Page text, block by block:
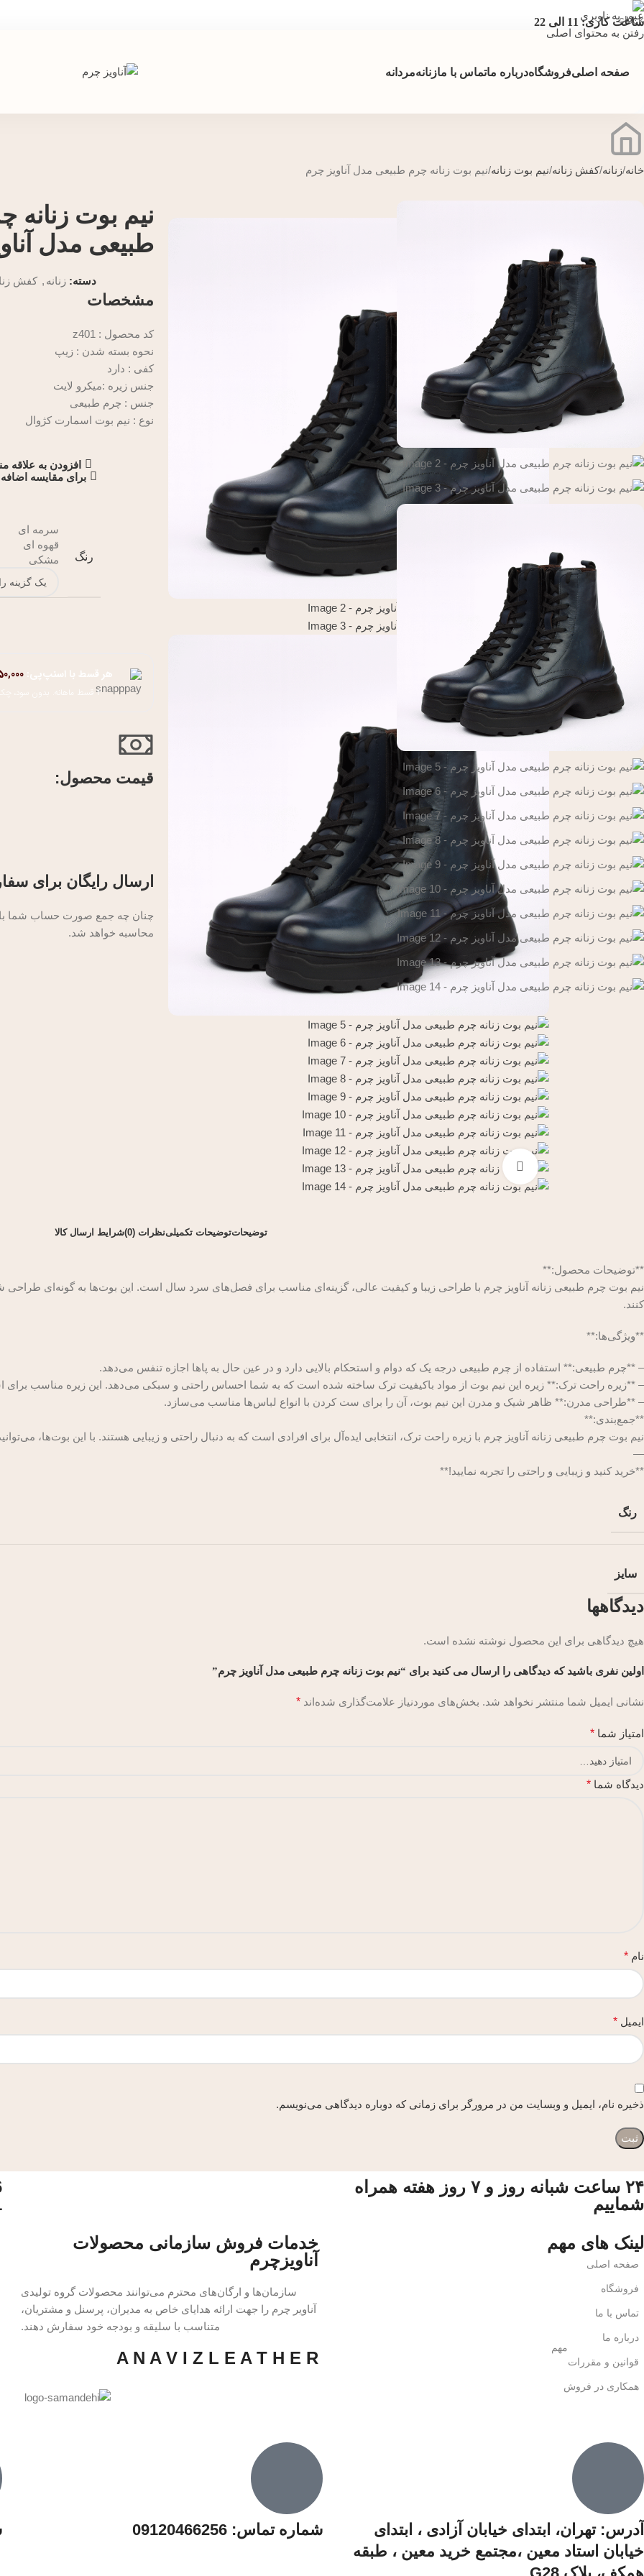
عبور به ناوبری
رفتن به محتوای اصلی
ساعت کاری: 11 الی 22
صفحه اصلیفروشگاهدرباره ماتماس با مازنانهمردانه
خانه زنانه کفش زنانه نیم بوت زنانه نیم بوت زنانه چرم طبیعی مدل آناویز چرم
بزرگنمایی تصویر
نیم بوت زنانه
طبیعی مدل
دسته: زنانه , کفش
مشخصات
کد محصول : z401
نحوه بسته شدن : زیپ
کفی : دارد
جنس زیره :میکرو لایت
جنس : چرم طبیعی
نوع : نیم بوت اسمارت کژوال
افزودن به علاقه
برای مقایسه اضافه
رنگ
سرمه ای
قهوه ای
مشکی
هر قسط با اسنپ‌پی:
۴ قسط ماهانه. بدون سود، چک و ضامن.
قیمت محصول:​
ارسال رایگان برای
چنان چه جمع صورت حساب شما
محاسبه خواهد شد.
توضیحاتتوضیحات تکمیلینظرات (0) شرایط ارسال کالا
**توضیحات محصول:**
نیم بوت چرم طبیعی زنانه آناویز چرم با طراحی زیبا و کیفیت عالی، گزینه‌ای مناسب برای فصل‌های سرد سال است. این بوت‌ها به گونه‌ای طراحی
کنند.
**ویژگی‌ها:**
– **چرم طبیعی:** استفاده از چرم طبیعی درجه یک که دوام و استحکام بالایی دارد و در عین حال به پاها اجازه تنفس می‌دهد.
– **زیره راحت ترک:** زیره این نیم بوت از مواد باکیفیت ترک ساخته شده است که به شما احساس راحتی و سبکی می‌دهد. این زیره مناسب برای
– **طراحی مدرن:** ظاهر شیک و مدرن این نیم بوت، آن را برای ست کردن با انواع لباس‌ها مناسب می‌سازد.
**جمع‌بندی:**
نیم بوت چرم طبیعی زنانه آناویز چرم با زیره راحت ترک، انتخابی ایده‌آل برای افرادی است که به دنبال راحتی و زیبایی هستند. با این بوت‌ها،
—
**خرید کنید و زیبایی و راحتی را تجربه نمایید!**
رنگ
سایز
دیدگاهها
هیچ دیدگاهی برای این محصول نوشته نشده است.
اولین نفری باشید که دیدگاهی را ارسال می کنید برای “نیم بوت زنانه چرم طبیعی مدل آناویز چرم”
نشانی ایمیل شما منتشر نخواهد شد. بخش‌های موردنیاز علامت‌گذاری شده‌اند *
امتیاز شما *
دیدگاه شما *
نام *
ایمیل *
ذخیره نام، ایمیل و وبسایت من در مرورگر برای زمانی که دوباره دیدگاهی می‌نویسم.
۲۴ ساعت شبانه روز و ۷ روز هفته همراه
شماییم
لینک های مهم
صفحه اصلی
فروشگاه
تماس با ما
درباره ما
قوانین و مقررات
مهم
همکاری در فروش
خدمات فروش سازمانی محصولات
آناویزچرم
سازمان‌ها و ارگان‌های محترم می‌توانند محصولات گروه تولیدی
آناویر چرم را جهت ارائه هدایای خاص به مدیران، پرسنل و مشتریان،
متناسب با سلیقه و بودجه خود سفارش دهند.
A N A V I Z L E A T H E R
آدرس: تهران، ابتدای خیابان آزادی ،‌ ابتدای
خیابان استاد معین ،مجتمع خرید معین ،‌ طبقه
شماره تماس: 09120466256